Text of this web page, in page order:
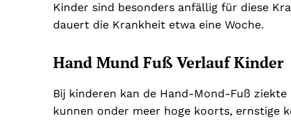
Kinder sind besonders anfällig für diese
dauert die Krankheit etwa eine Woche.
Hand Mund Fuß Verlauf Kinder
Bij kinderen kan de Hand-Mond-Fuß
kunnen onder meer hoge koorts, ernstige